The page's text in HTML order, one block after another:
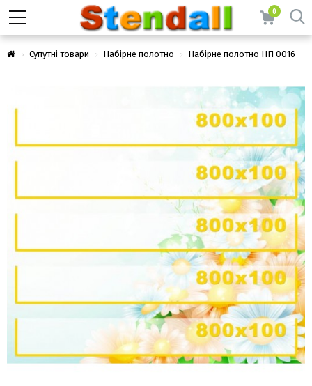
0
Супутні товари Набірне полотно Набірне полотно НП 0016